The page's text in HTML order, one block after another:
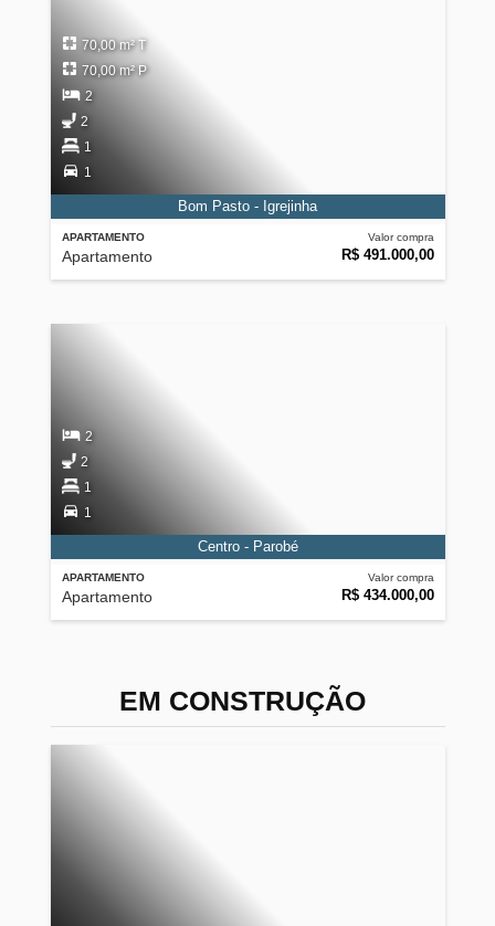
APARTAMENTO
Apartamento
Valor compra
R$ 491.000,00
70,00 m² T
70,00 m² P
2
2
1
1
Bom Pasto - Igrejinha
APARTAMENTO
Apartamento
Valor compra
R$ 434.000,00
2
2
1
1
Centro - Parobé
EM CONSTRUÇÃO